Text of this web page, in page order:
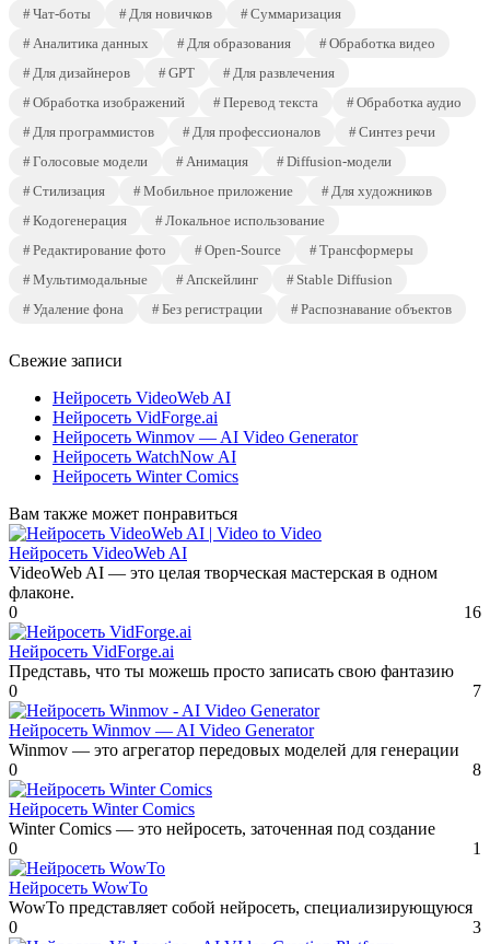
Чат-боты
Для новичков
Суммаризация
Аналитика данных
Для образования
Обработка видео
Для дизайнеров
GPT
Для развлечения
Обработка изображений
Перевод текста
Обработка аудио
Для программистов
Для профессионалов
Синтез речи
Голосовые модели
Анимация
Diffusion-модели
Стилизация
Мобильное приложение
Для художников
Кодогенерация
Локальное использование
Редактирование фото
Open-Source
Трансформеры
Мультимодальные
Апскейлинг
Stable Diffusion
Удаление фона
Без регистрации Распознавание объектов
Свежие записи
Нейросеть VideoWeb AI
Нейросеть VidForge.ai
Нейросеть Winmov — AI Video Generator
Нейросеть WatchNow AI
Нейросеть Winter Comics
Вам также может понравиться
Нейросеть VideoWeb AI
VideoWeb AI — это целая творческая мастерская в одном
флаконе.
0
16
Нейросеть VidForge.ai
Представь, что ты можешь просто записать свою фантазию
0
7
Нейросеть Winmov — AI Video Generator
Winmov — это агрегатор передовых моделей для генерации
0
8
Нейросеть Winter Comics
Winter Comics — это нейросеть, заточенная под создание
0
1
Нейросеть WowTo
WowTo представляет собой нейросеть, специализирующуюся
0
3